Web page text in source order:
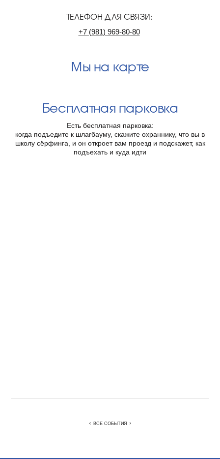
ТЕЛЕФОН ДЛЯ СВЯЗИ:
+7 (981) 969-80-80
Мы на карте
Бесплатная парковка
Есть бесплатная парковка:
когда подъедите к шлагбауму, скажите охраннику, что вы в
школу сёрфинга, и он откроет вам проезд и подскажет, как
подъехать и куда идти
ВСЕ СОБЫТИЯ